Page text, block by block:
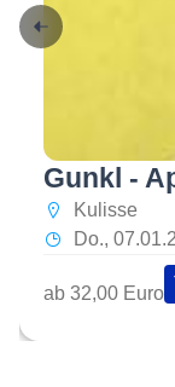
Gunkl -
Kulisse
Do.,
ab 32,00 Euro